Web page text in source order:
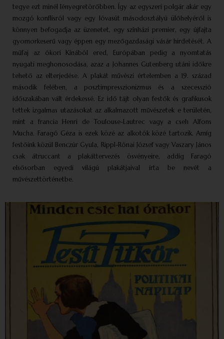
tegye ezt minél lényegretörőbben. Így az egyszeri polgár akár egy
mozgó konflisról vagy egy lóvasút másodosztályú ülőhelyéről is
könnyen befogadja az üzenetet, egy színházi premier, egy újfajta
gyomorkeserű vagy éppen egy mezőgazdasági vásár hirdetését. A
műfaj az ókori Kínából ered, Európában pedig a nyomtatás
nyugati meghonosodása, azaz a Johannes Gutenberg utáni időkre
tehető az elterjedése. A plakát művészi értelemben a 19. század
második felében, a posztimpresszionizmus és a szecesszió
időszakában vált érdekessé. Ez idő tájt olyan festők és grafikusok
tettek izgalmas utazásokat az alkalmazott művészetek e területén,
mint a francia Henri de Toulouse-Lautrec vagy a cseh Alfons
Mucha. Faragó Géza is ezek közé az alkotók közé tartozik. Amíg
festőink közül Benczúr Gyula, Rippl-Rónai József vagy Vaszary János
csak átruccant a plakáttervezés ösvényeire, addig Faragó
elsősorban egyedi világú plakátjaival írta be nevét a
művészettörténetbe.